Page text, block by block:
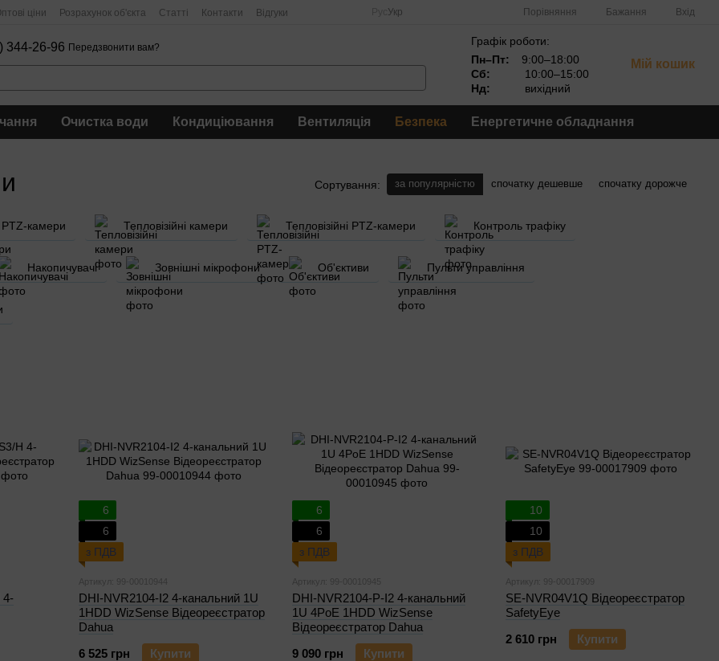
ціни Розрахунок об'єкта Статті Контакти Відгуки Укр Порівняння Бажання Вхід
344-26-96 Передзвонити вам?
Графік роботи:
Пн–Пт:
9:00–18:00
Сб:
10:00–15:00
Нд:
вихідний
Мій кошик
Очистка води Кондиціювання Вентиляція Безпека Енергетичне обладнання
Сортування: за популярністю спочатку дешевше спочатку дорожче
PTZ-камери Тепловізійні камери Тепловізійні PTZ-камери Контроль трафіку
Накопичувачі Зовнішні мікрофони Об'єктиви Пульти управління
4-
6
6
з ПДВ
Артикул: 99-00010944
DHI-NVR2104-I2 4-канальний 1U
1HDD WizSense Відеореєстратор
Dahua
6 525 грн
Купити
6
6
з ПДВ
Артикул: 99-00010945
DHI-NVR2104-P-I2 4-канальний
1U 4PoE 1HDD WizSense
Відеореєстратор Dahua
9 090 грн
Купити
10
10
з ПДВ
Артикул: 99-00017909
SE-NVR04V1Q Відеореєстратор
SafetyEye
2 610 грн
Купити